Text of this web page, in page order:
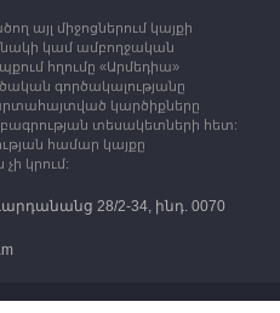
այլ միջոցներում կայքի
կամ ամբողջական
հղումը «Արմեդիա»
գործակալությանը
կարծիքները
տեսակետների հետ:
համար կայքը
կրում:
28/2-34, ինդ. 0070